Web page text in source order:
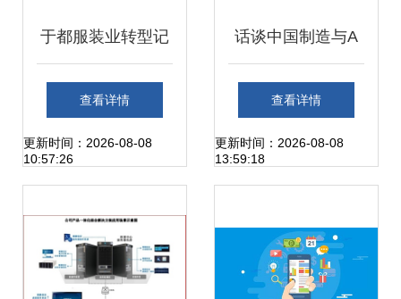
于都服装业转型记
智慧工厂引领“智
造”新未来
查看详情
更新时间：2026-08-08
10:57:26
话谈中国制造与A
股投资机会（二）
聚焦高端制造核心
查看详情
更新时间：2026-08-08
13:59:18